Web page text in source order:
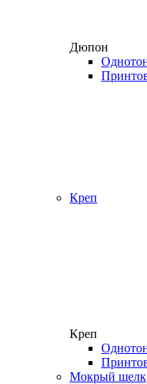
Дюпон
Креп
Креп
Мокрый шелк